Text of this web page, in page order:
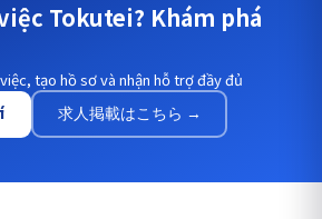
Tokutei? Khám phá
tạo hồ sơ và nhận hỗ trợ đầy đủ
求人掲載はこちら →